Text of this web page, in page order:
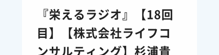
『栄えるラジオ』【18回
目】【株式会社ライフコ
ンサルティング】杉浦貴